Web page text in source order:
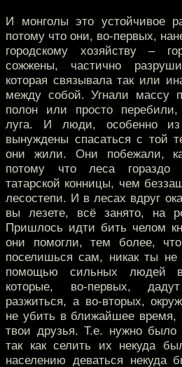
И монголы это устойчивое
потому что они, во-первых,
городскому хозяйству –
сожжены, частично
которая связывала так или
между собой. Угнали массу
полон или просто
луга. И люди, особенно
вынуждены спасаться с той
они жили. Они побежали,
потому что леса гораздо
татарской конницы, чем
лесостепи. И в лесах вдруг
вы лезете, всё занято, на
Пришлось идти бить челом
они помогли, тем более,
поселишься сам, никак ты не
помощью сильных людей в
которые, во-первых,
разжиться, а во-вторых,
не убить в ближайшее время,
твои друзья. Т.е. нужно
так как селить их некуда
населению деваться некуда